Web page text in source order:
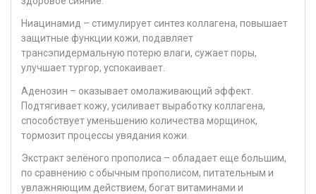
Ниацинамид – стимулирует синтез коллагена, повышает
защитные функции кожи, подавляет
трансэпидермальную потерю влаги, сужает поры,
улучшает тургор, успокаивает.
Аденозин – оказывает омолаживающий эффект.
Подтягивает кожу, усиливает выработку коллагена,
способствует уменьшению количества морщинок,
тормозит процессы увядания кожи.
Экстракт зелёного прополиса – обладает еще большим,
по сравнению с обычным прополисом, питательным и
увлажняющим действием, богат витаминами и